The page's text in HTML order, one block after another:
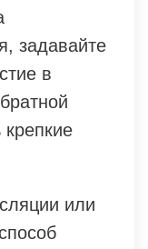
задавайте
в
крепкие
или